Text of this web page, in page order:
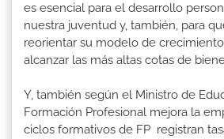
es esencial para el desarrollo
nuestra juventud y, también, para
reorientar su modelo de
alcanzar las más altas cotas de
Y, también según el Ministro de
Formación Profesional mejora la
ciclos formativos de FP registran